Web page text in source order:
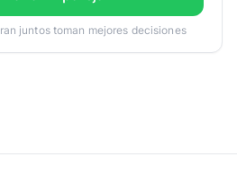
juntos toman mejores decisiones